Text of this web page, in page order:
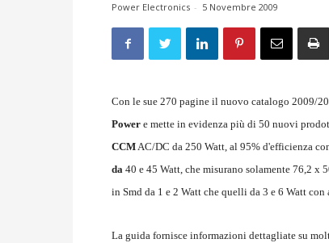
Power Electronics - 5 Novembre 2009
Con le sue 270 pagine il nuovo catalogo 2009/
Power e mette in evidenza più di 50 nuovi
CCMAC/DC da 250 Watt, al 95% d'efficienza
da 40 e 45 Watt, che misurano solamente 76,2
in Smd da 1 e 2 Watt che quelli da 3 e 6 Watt
La guida fornisce informazioni dettagliate su